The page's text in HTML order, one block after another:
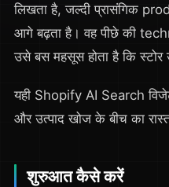
लिखता है, जल्दी प्रासंगिक
आगे बढ़ता है। वह पीछे की
उसे बस महसूस होता है कि
यही Shopify AI Search
और उत्पाद खोज के बीच का
शुरुआत कैसे करें